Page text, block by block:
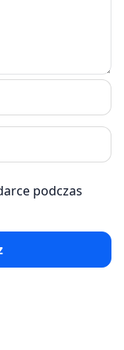
podczas